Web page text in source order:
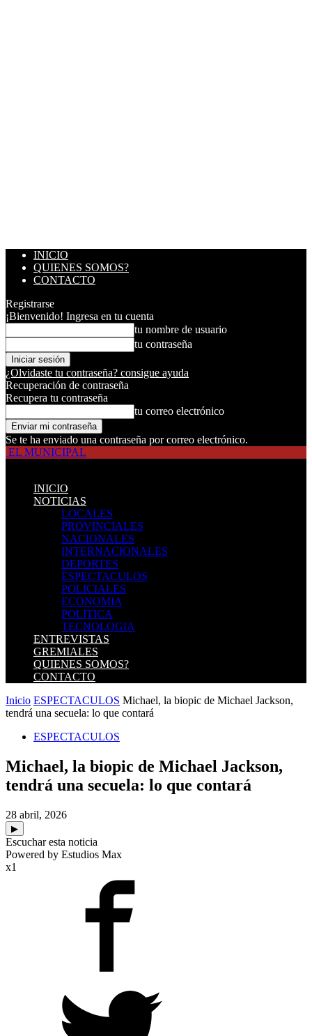
INICIO
QUIENES SOMOS?
CONTACTO
Registrarse
¡Bienvenido! Ingresa en tu cuenta
tu nombre de usuario
tu contraseña
¿Olvidaste tu contraseña? consigue ayuda
Recuperación de contraseña
Recupera tu contraseña
tu correo electrónico
Se te ha enviado una contraseña por correo electrónico.
EL MUNICIPAL
INICIO
NOTICIAS
LOCALES
PROVINCIALES
NACIONALES
INTERNACIONALES
DEPORTES
ESPECTACULOS
POLICIALES
ECONOMIA
POLITICA
TECNOLOGIA
ENTREVISTAS
GREMIALES
QUIENES SOMOS?
CONTACTO
Inicio ESPECTACULOS Michael, la biopic de Michael Jackson,
tendrá una secuela: lo que contará
ESPECTACULOS
Michael, la biopic de Michael Jackson,
tendrá una secuela: lo que contará
28 abril, 2026
▶
Escuchar esta noticia
Powered by Estudios Max
x1